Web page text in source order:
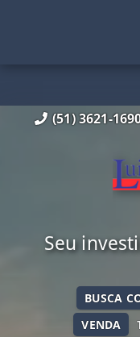
(51) 3621-
Seu
VENDA
BUSCA